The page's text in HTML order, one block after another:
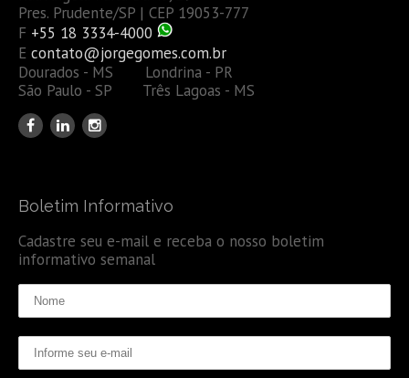
Pres. Prudente/SP | CEP 19053-777
F +55 18 3334-4000
E contato@jorgegomes.com.br
Dourados - MS Londrina - PR
São Paulo - SP Três Lagoas - MS
Boletim Informativo
Cadastre seu e-mail e receba o nosso boletim
informativo semanal